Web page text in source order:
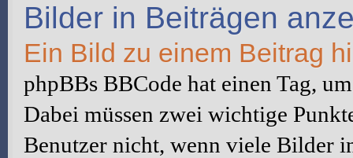
Bilder in Beiträgen
Ein Bild zu einem Beitrag
phpBBs BBCode hat einen Tag,
Dabei müssen zwei wichtige
Benutzer nicht, wenn viele Bilder